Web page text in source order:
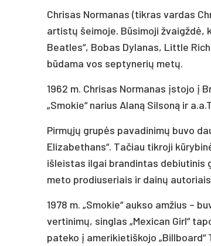
Chrisas Normanas (tikras vardas
artistų šeimoje. Būsimoji žvaigždė,
Beatles“, Bobas Dylanas, Little
būdama vos septynerių metų.
1962 m. Chrisas Normanas įstojo į
„Smokie“ narius Alaną Silsoną ir
Pirmųjų grupės pavadinimų buvo
Elizabethans“. Tačiau tikroji
išleistas ilgai brandintas debiutinis
meto prodiuseriais ir dainų autoriais
1978 m. „Smokie“ aukso amžius –
vertinimų, singlas „Mexican Girl“
pateko į amerikietiškojo